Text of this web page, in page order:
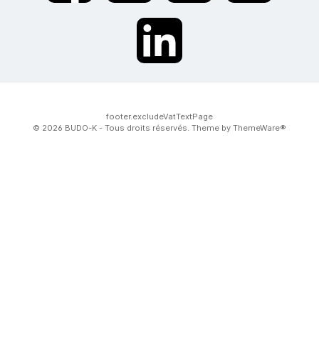
twt.widget.communities.linkedin.name
footer.excludeVatTextPage
© 2026 BUDO-K - Tous droits réservés. Theme by ThemeWare®